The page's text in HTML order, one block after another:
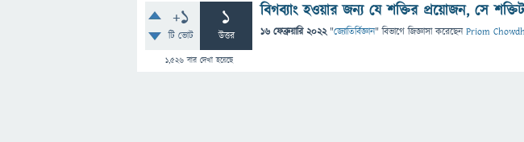
+1
টি ভোট
1
উত্তর
1,526বার দেখা হয়েছে
বিগব্যাং হওয়ার জন্য যে শক্তির প্রয়োজন, সে
16 ফেব্রুয়ারি 2022 "জ্যোতির্বিজ্ঞান" বিভাগে জিজ্ঞাসাকরেছেনPriom